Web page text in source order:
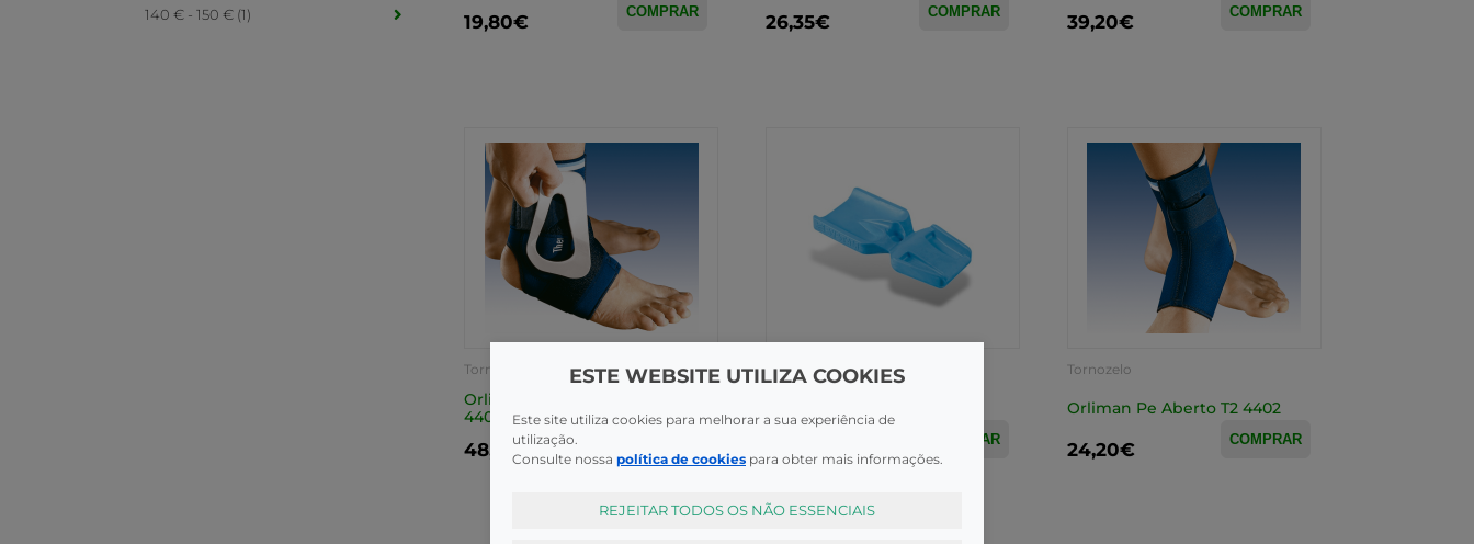
140 € - 150 € (1)
19,80€ COMPRAR 26,35€ COMPRAR 39,20€ COMPRAR
Tornozelo
Orliman Pe Estabilizador T1
4404
48,90€
Tornozelo
P901t1hw
30,50€ COMPRAR
Tornozelo
Orliman Pe Aberto T2 4402
24,20€ COMPRAR
ESTE WEBSITE UTILIZA COOKIES
Este site utiliza cookies para melhorar a sua experiência de
utilização.
Consulte nossa política de cookies para obter mais informações.
REJEITAR TODOS OS NÃO ESSENCIAIS